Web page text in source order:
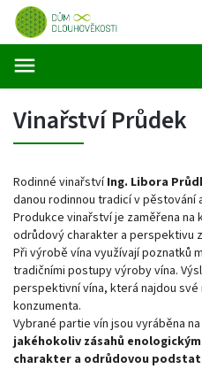
Vinařství Průdek
Rodinné vinařstvíIng. Libora
danou rodinnou tradicí v pěstování
Produkce vinařství je zaměřena na
odrůdový charakter a perspektivu
Při výrobě vína využívají poznatků
tradičními postupy výroby vína.
perspektivní vína, která najdou
konzumenta.
Vybrané partie vín jsou vyráběna
jakéhokoliv zásahů
charakter a odrůdovou